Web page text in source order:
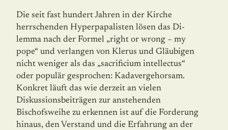
Die seit fast hundert Jahren in der Kirche
herrschenden Hyperpapalisten lösen das Di­
lemma nach der Formel „right or wrong – my
pope“ und verlangen von Klerus und Gläu­bigen
nicht weniger als das „sacrificium intellectus“
oder populär gesprochen: Kadaverge­horsam.
Konkret läuft das wie derzeit an vielen
Diskussionsbeiträgen zur anstehenden
Bischofsweihe zu erkennen ist auf die Forderung
hinaus, den Verstand und die Erfahrung an der